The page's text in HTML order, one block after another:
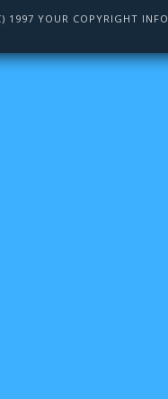
1997 YOUR COPYRIGHT INFO